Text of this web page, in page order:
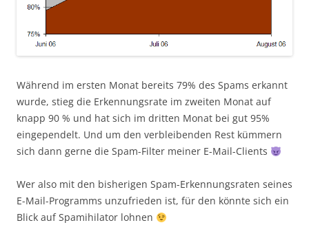
Während im ersten Monat bereits 79% des Spams erkannt
wurde, stieg die Erkennungsrate im zweiten Monat auf
knapp 90 % und hat sich im dritten Monat bei gut 95%
eingependelt. Und um den verbleibenden Rest kümmern
sich dann gerne die Spam-Filter meiner E-Mail-Clients
Wer also mit den bisherigen Spam-Erkennungsraten seines
E-Mail-Programms unzufrieden ist, für den könnte sich ein
Blick auf Spamihilator lohnen